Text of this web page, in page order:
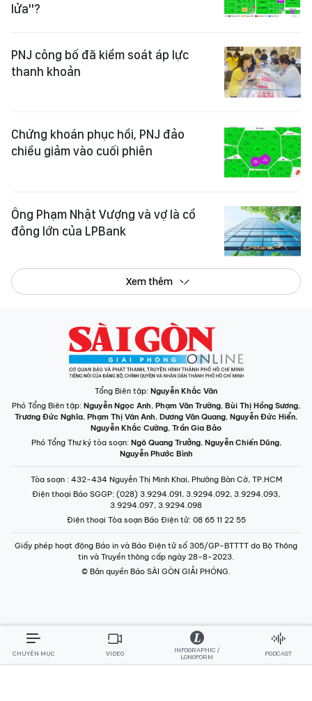
lửa"?
PNJ công bố đã kiểm soát áp lực
thanh khoản
Chứng khoán phục hồi, PNJ đảo
chiều giảm vào cuối phiên
Ông Phạm Nhật Vượng và vợ là cổ
đông lớn của LPBank
Xem thêm
Tổng Biên tập: Nguyễn Khắc Văn
Phó Tổng Biên tập: Nguyễn Ngọc Anh, Phạm Văn Trường, Bùi Thị Hồng Sương,
Trương Đức Nghĩa, Phạm Thị Vân Anh, Dương Văn Quang, Nguyễn Đức Hiển,
Nguyễn Khắc Cường, Trần Gia Bảo
Phó Tổng Thư ký tòa soạn: Ngô Quang Trưởng, Nguyễn Chiến Dũng,
Nguyễn Phước Bình
Tòa soạn : 432-434 Nguyễn Thị Minh Khai, Phường Bàn Cờ, TP.HCM
Điện thoại Báo SGGP: (028) 3.9294.091, 3.9294.092, 3.9294.093,
3.9294.097, 3.9294.098
Điện thoại Tòa soạn Báo Điện tử: 08 65 11 22 55
Giấy phép hoạt động Báo in và Báo Điện tử số 305/GP-BTTTT do Bộ Thông
tin và Truyền thông cấp ngày 28-8-2023.
© Bản quyền Báo SÀI GÒN GIẢI PHÓNG.
CHUYÊN MỤC VIDEO
INFOGRAPHIC /
LONGFORM
PODCAST